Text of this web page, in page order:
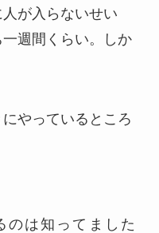
が入らないせい
週間くらい。しか
やっているところ
のは知ってました